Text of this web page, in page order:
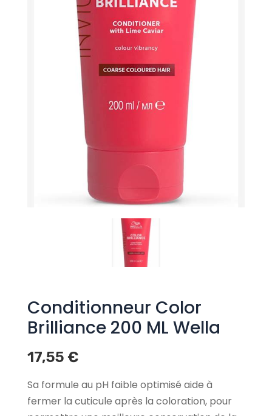
Conditionneur Color
Brilliance 200 ML Wella
17,55 €
Sa formule au pH faible optimisé aide à
fermer la cuticule après la coloration, pour